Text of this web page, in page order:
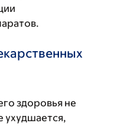
здоровья не
ухудшается,